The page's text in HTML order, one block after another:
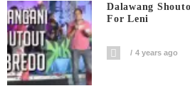
Dalawang
For Leni
4 years ago